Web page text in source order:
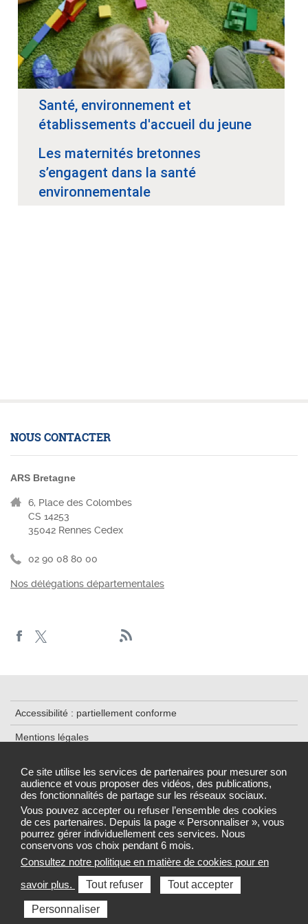
Ce site utilise les services de partenaires pour mesurer son
audience et vous proposer des vidéos, des publications,
des fonctionnalités de partage sur les réseaux sociaux.
Vous pouvez accepter ou refuser l’ensemble des cookies
de ces partenaires. Depuis la page « Personnaliser », vous
pourrez gérer individuellement ces services. Nous
conservons vos choix pendant 6 mois.
Consultez notre politique en matière de cookies pour en
savoir plus.
Tout refuser Tout accepter
Personnaliser
Santé, environnement et
établissements d'accueil du jeune
enfant
Les maternités bretonnes
s’engagent dans la santé
environnementale
NOUS CONTACTER
ARS Bretagne
6, Place des Colombes
CS 14253
35042 Rennes Cedex
02 90 08 80 00
Nos délégations départementales
Accessibilité : partiellement conforme
Mentions légales
Cookies et traceurs
Gestion des cookies
Sélectionnez une région pour accéder au site de votre Agence
régionale de santé
Toutes les ARS